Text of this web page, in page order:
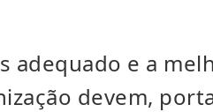
adequado e a
devem,